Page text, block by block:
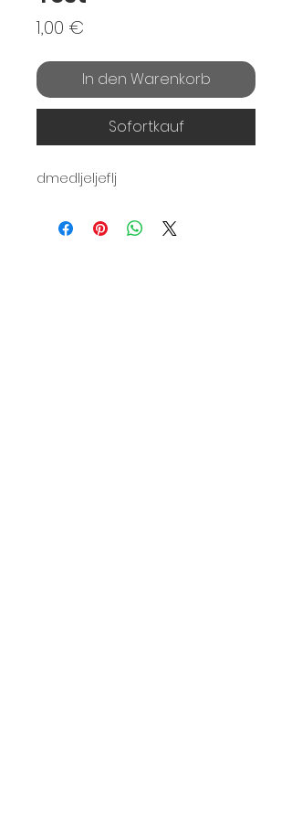
1,00 €
In den Warenkorb
Sofortkauf
dmedljeljeflj